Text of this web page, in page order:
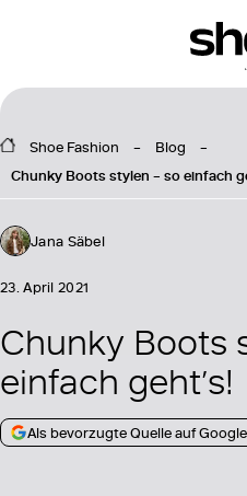
Shoe Fashion
Blog
Chunky Boots stylen – so einfach
Jana Säbel
23. April 2021
Chunky Boots
einfach geht’s!
Als bevorzugte Quelle auf